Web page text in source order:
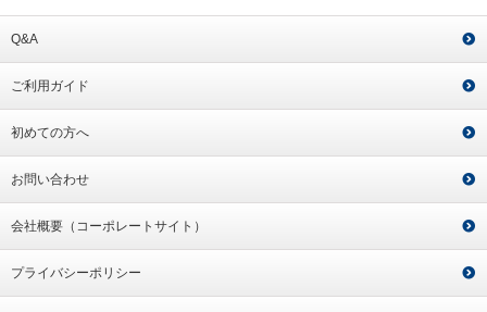
Q&A
ご利用ガイド
初めての方へ
お問い合わせ
会社概要（コーポレートサイト）
プライバシーポリシー